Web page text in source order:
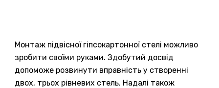
Монтаж підвісної гіпсокартонної стелі можливо
зробити своїми руками. Здобутий досвід
допоможе розвинути вправність у створенні
двох, трьох рівневих стель. Надалі також